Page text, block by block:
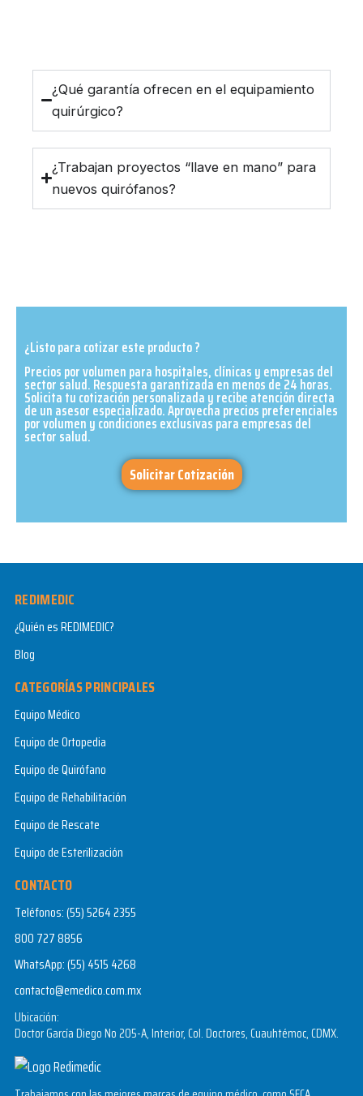
¿Qué garantía ofrecen en el equipamiento
quirúrgico?
¿Trabajan proyectos “llave en mano” para
nuevos quirófanos?
¿Listo para cotizar este producto ?
Precios por volumen para hospitales, clínicas y empresas del
sector salud. Respuesta garantizada en menos de 24 horas.
Solicita tu cotización personalizada y recibe atención directa
de un asesor especializado. Aprovecha precios preferenciales
por volumen y condiciones exclusivas para empresas del
sector salud.​
Solicitar Cotización
REDIMEDIC
¿Quién es REDIMEDIC?
Blog
CATEGORÍAS PRINCIPALES
Equipo Médico
Equipo de Ortopedia
Equipo de Quirófano
Equipo de Rehabilitación
Equipo de Rescate
Equipo de Esterilización
CONTACTO
Teléfonos:(55) 5264 2355
800 727 8856
WhatsApp:(55) 4515 4268
contacto@emedico.com.mx
Ubicación:
Doctor García Diego No 205-A, Interior, Col. Doctores, Cuauhtémoc, CDMX.